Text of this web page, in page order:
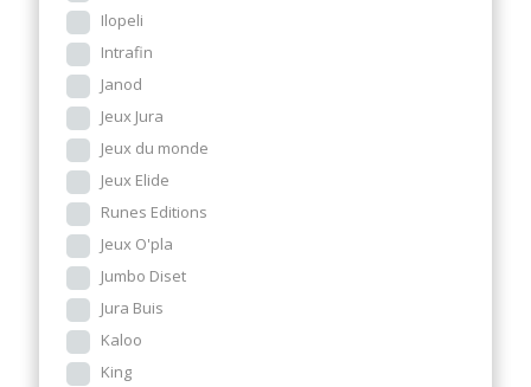
Ilopeli
Intrafin
Janod
Jeux Jura
Jeux du monde
Jeux Elide
Runes Editions
Jeux O'pla
Jumbo Diset
Jura Buis
Kaloo
King